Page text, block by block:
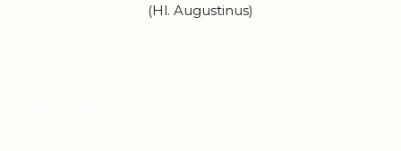
(Hl. Augustinus)